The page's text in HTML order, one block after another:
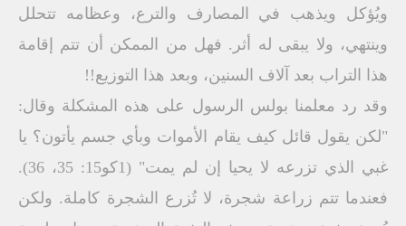
ويُؤكل ويذهب في المصارف والترع، وعظامه تتحلل
وينتهي، ولا يبقى له أثر. فهل من الممكن أن تتم إقامة
هذا التراب بعد آلاف السنين، وبعد هذا التوزيع!!
وقد رد معلمنا بولس الرسول على هذه المشكلة وقال:
"لكن يقول قائل كيف يقام الأموات وبأي جسم يأتون؟ يا
غبي الذي تزرعه لا يحيا إن لم يمت" (1كو15: 35، 36).
فعندما تتم زراعة شجرة، لا تُزرع الشجرة كاملة. ولكن